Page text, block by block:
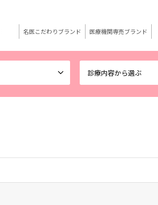
診療内容から選ぶ
名医こだわりブランド 医療機関専売ブランド